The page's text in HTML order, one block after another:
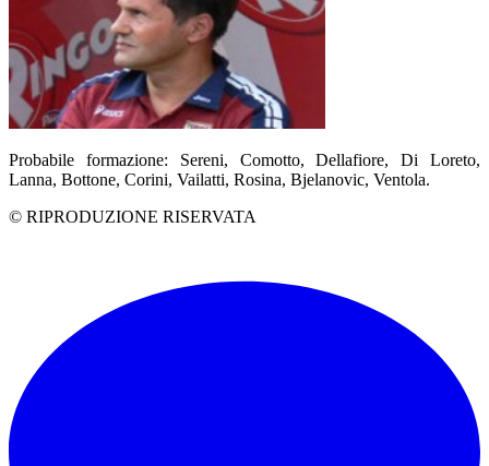
Probabile formazione: Sereni, Comotto, Dellafiore, Di Loreto,
Lanna, Bottone, Corini, Vailatti, Rosina, Bjelanovic, Ventola.
© RIPRODUZIONE RISERVATA